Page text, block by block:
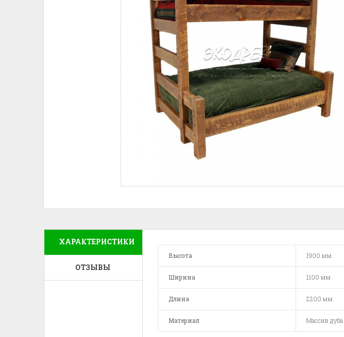
ХАРАКТЕРИСТИКИ
ОТЗЫВЫ
Высота 1900 мм.
Ширина 1100 мм.
Длина 2200 мм.
Материал Массив дуба